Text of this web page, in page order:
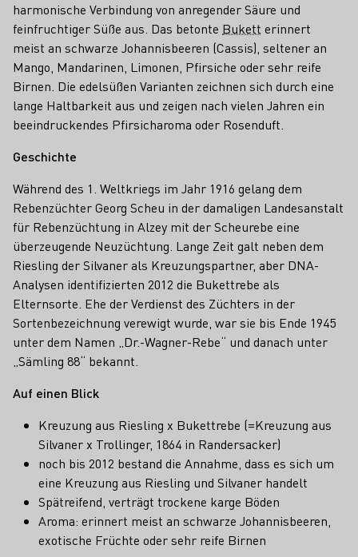
harmonische Verbindung von anregender Säure und
feinfruchtiger Süße aus. Das betonte Bukett erinnert
meist an schwarze Johannisbeeren (Cassis), seltener an
Mango, Mandarinen, Limonen, Pfirsiche oder sehr reife
Birnen. Die edelsüßen Varianten zeichnen sich durch eine
lange Haltbarkeit aus und zeigen nach vielen Jahren ein
beeindruckendes Pfirsicharoma oder Rosenduft.
Geschichte
Während des 1. Weltkriegs im Jahr 1916 gelang dem
Rebenzüchter Georg Scheu in der damaligen Landesanstalt
für Rebenzüchtung in Alzey mit der Scheurebe eine
überzeugende Neuzüchtung. Lange Zeit galt neben dem
Riesling der Silvaner als Kreuzungspartner, aber DNA-
Analysen identifizierten 2012 die Bukettrebe als
Elternsorte. Ehe der Verdienst des Züchters in der
Sortenbezeichnung verewigt wurde, war sie bis Ende 1945
unter dem Namen „Dr.-Wagner-Rebe“ und danach unter
„Sämling 88“ bekannt.
Auf einen Blick
Kreuzung aus Riesling x Bukettrebe (=Kreuzung aus
Silvaner x Trollinger, 1864 in Randersacker)
noch bis 2012 bestand die Annahme, dass es sich um
eine Kreuzung aus Riesling und Silvaner handelt
Spätreifend, verträgt trockene karge Böden
Aroma: erinnert meist an schwarze Johannisbeeren,
exotische Früchte oder sehr reife Birnen